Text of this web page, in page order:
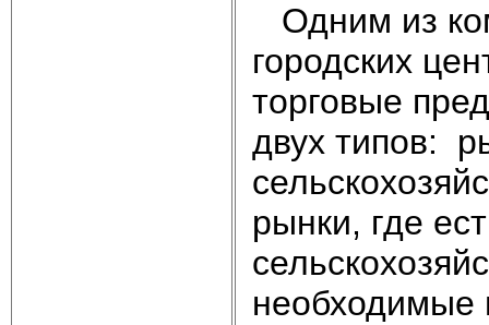
Одним из
городских
торговые
двух типов:
рынки, где
необходимые